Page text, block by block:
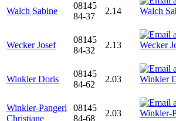
Walch Sabine
08145
84-37
2.14
Wecker Josef
08145
84-32
2.13
Winkler Doris
08145
84-62
2.03
Winkler-Pangerl
Christiane
08145
84-68
2.03